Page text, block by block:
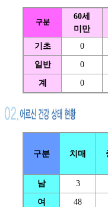
구분
60세
미만
기초 0
일반 0
계 0
구분 치매
남 3
여 48